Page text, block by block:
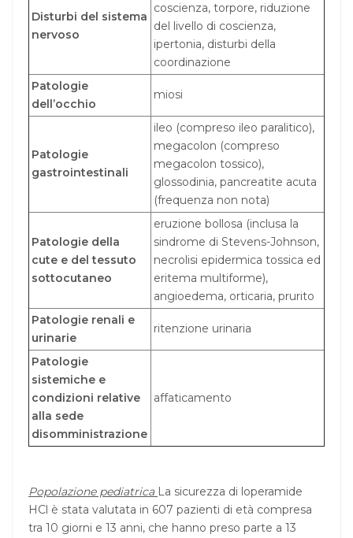
Disturbi del sistema
nervoso
coscienza, torpore, riduzione
del livello di coscienza,
ipertonia, disturbi della
coordinazione
Patologie
dell’occhio
miosi
Patologie
gastrointestinali
ileo (compreso ileo paralitico),
megacolon (compreso
megacolon tossico),
glossodinia, pancreatite acuta
(frequenza non nota)
Patologie della
cute e del tessuto
sottocutaneo
eruzione bollosa (inclusa la
sindrome di Stevens-Johnson,
necrolisi epidermica tossica ed
eritema multiforme),
angioedema, orticaria, prurito
Patologie renali e
urinarie
ritenzione urinaria
Patologie
sistemiche e
condizioni relative
alla sede
disomministrazione
affaticamento
Popolazione pediatrica La sicurezza di loperamide
HCl è stata valutata in 607 pazienti di età compresa
tra 10 giorni e 13 anni, che hanno preso parte a 13